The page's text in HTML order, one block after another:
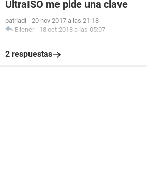
UltraISO me pide una clave
patriadi - 20 nov 2017 a las 21:18
Eliener - 18 oct 2018 a las 05:07
2 respuestas